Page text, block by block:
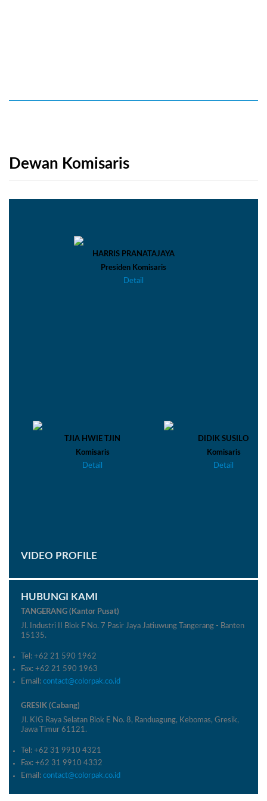
Dewan Komisaris
HARRIS PRANATAJAYA
Presiden Komisaris
Detail
TJIA HWIE TJIN
Komisaris
Detail
DIDIK SUSILO
Komisaris
Detail
VIDEO PROFILE
HUBUNGI KAMI
TANGERANG (Kantor Pusat)
Jl. Industri II Blok F No. 7 Pasir Jaya Jatiuwung Tangerang - Banten
15135.
Tel: +62 21 590 1962
Fax: +62 21 590 1963
Email: contact@colorpak.co.id
GRESIK (Cabang)
Jl. KIG Raya Selatan Blok E No. 8, Randuagung, Kebomas, Gresik,
Jawa Timur 61121.
Tel: +62 31 9910 4321
Fax: +62 31 9910 4332
Email: contact@colorpak.co.id